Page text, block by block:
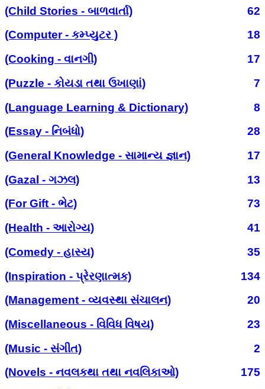
(Child Stories - બાળવાર્તા)
62
(Computer - કમ્પ્યુટર )
18
(Cooking - વાનગી)
17
(Puzzle - કોયડા તથા ઉખાણાં)
7
(Language Learning & Dictionary)
8
(Essay - નિબંધો)
28
(General Knowledge - સામાન્ય જ્ઞાન)
17
(Gazal - ગઝલ)
13
(For Gift - ભેટ)
73
(Health - આરોગ્ય)
41
(Comedy - હાસ્ય)
35
(Inspiration - પ્રેરણાત્મક)
134
(Management - વ્યવસ્થા સંચાલન)
20
(Miscellaneous - વિવિધ વિષય)
23
(Music - સંગીત)
2
(Novels - નવલકથા તથા નવલિકાઓ)
175